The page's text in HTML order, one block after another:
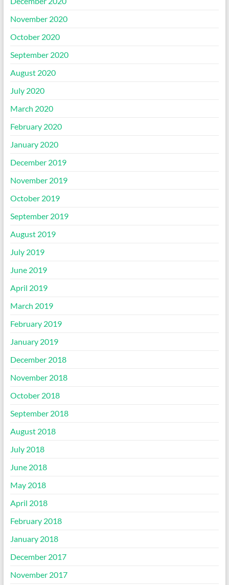
November 2020
October 2020
September 2020
August 2020
July 2020
March 2020
February 2020
January 2020
December 2019
November 2019
October 2019
September 2019
August 2019
July 2019
June 2019
April 2019
March 2019
February 2019
January 2019
December 2018
November 2018
October 2018
September 2018
August 2018
July 2018
June 2018
May 2018
April 2018
February 2018
January 2018
December 2017
November 2017